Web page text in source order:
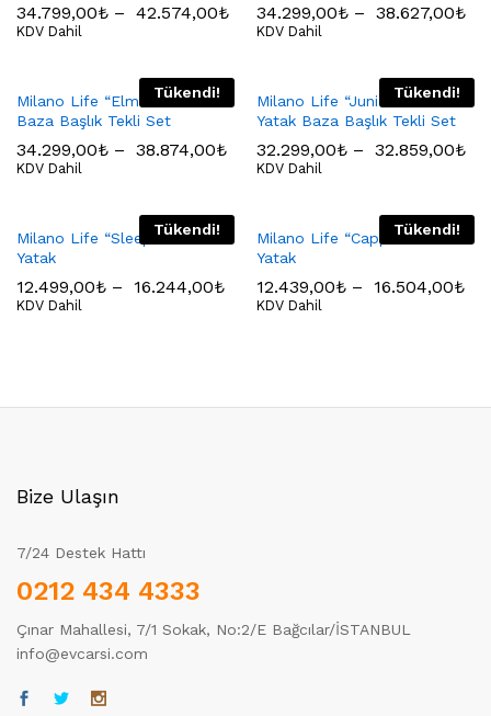
34.799,00₺ – 42.574,00₺
KDV Dahil
34.299,00₺ – 38.627,00₺
KDV Dahil
Tükendi!
Milano Life “Elmas” Yatak
Baza Başlık Tekli Set
34.299,00₺ – 38.874,00₺
KDV Dahil
Tükendi!
Milano Life “Junior Mavi”
Yatak Baza Başlık Tekli Set
32.299,00₺ – 32.859,00₺
KDV Dahil
Tükendi!
Milano Life “Sleep Life”
Yatak
12.499,00₺ – 16.244,00₺
KDV Dahil
Tükendi!
Milano Life “Cappucino”
Yatak
12.439,00₺ – 16.504,00₺
KDV Dahil
Bize Ulaşın
7/24 Destek Hattı
0212 434 4333
Çınar Mahallesi, 7/1 Sokak, No:2/E Bağcılar/İSTANBUL
info@evcarsi.com